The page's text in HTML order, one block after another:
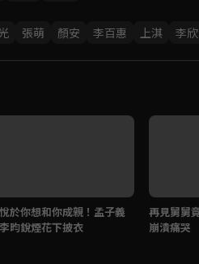
竇昭則在繼母的破壞下遭遇換親流言
張萌 顏安 李百惠 上淇 李
於你想和你成親！孟子義
昀銳煙花下披衣
再見舅舅
崩潰痛哭